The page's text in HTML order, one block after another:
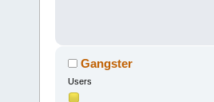
Gangster
Users